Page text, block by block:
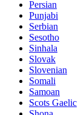
Persian
Punjabi
Serbian
Sesotho
Sinhala
Slovak
Slovenian
Somali
Samoan
Scots Gaelic